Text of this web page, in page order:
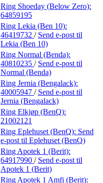
Ring Shoeday (Below Zero):
64859195
Ring Lekia (Ben 10):
46419732 / Send e-post til
Lekia (Ben 10)
Ring Normal (Benda):
40810235 / Send e-post til
Normal (Benda)
Ring Jernia (Bengalack):
40005947 / Send e-post til
Jernia (Bengalack)
Ring Elkjøp (BenQ):
21002121
Ring Eplehuset (BenQ): Send
e-post til Eplehuset (BenQ)
Ring Apotek 1 (Berit):
64917990 / Send e-post til
Apotek 1 (Berit)
Ring Apotek 1 Amfi (Berit):